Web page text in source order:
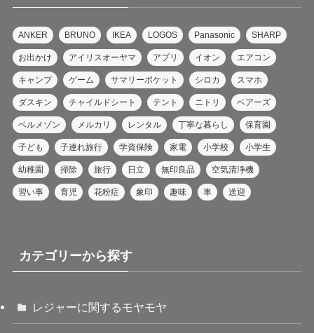
ANKER BRUNO IKEA LOGOS Panasonic SHARP
お出かけ アイリスオーヤマ アプリ イオン エアコン
キャンプ ゲーム サマリーポケット シロカ スマホ
ダスキン チャイルドシート テント ニトリ ベアーズ
ベルメゾン メルカリ レンタル 丁寧な暮らし 保育園
子ども 子連れ旅行 学資保険 家電 小学校 小学生
幼稚園 掃除 旅行 日立 無印良品 空気清浄機
習い事 育児 花粉症 象印 趣味 車 送迎
カテゴリーから探す
レジャーに関するモヤモヤ